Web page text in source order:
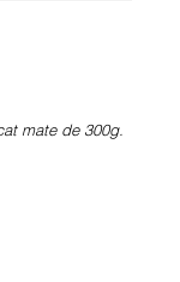
mate de 300g.